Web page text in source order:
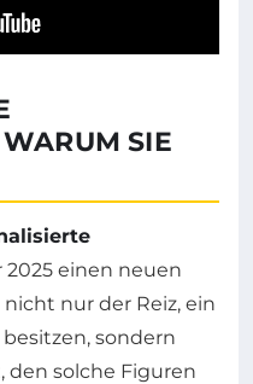
SIE
2025 einen neuen
nur der Reiz, ein
sondern
den solche Figuren